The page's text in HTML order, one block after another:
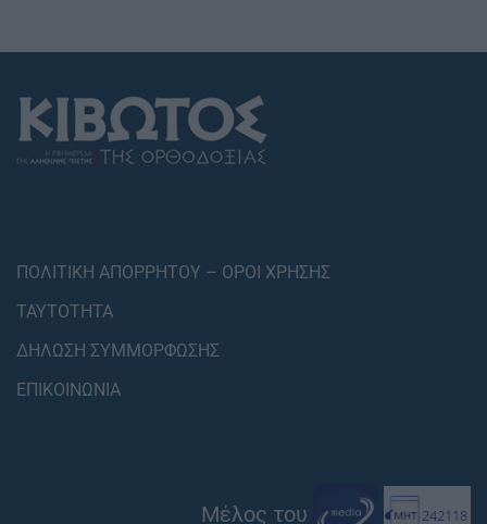
ΠΟΛΙΤΙΚΗ ΑΠΟΡΡΗΤΟΥ – ΟΡΟΙ ΧΡΗΣΗΣ
ΤΑΥΤΟΤΗΤΑ
ΔΗΛΩΣΗ ΣΥΜΜΟΡΦΩΣΗΣ
ΕΠΙΚΟΙΝΩΝΙΑ
Μέλος του